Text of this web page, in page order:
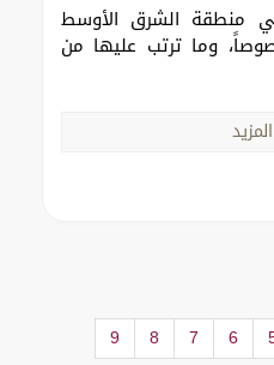
في منطقة الشرق الأوسط
وما ترتب عليها من
6
7
8
9